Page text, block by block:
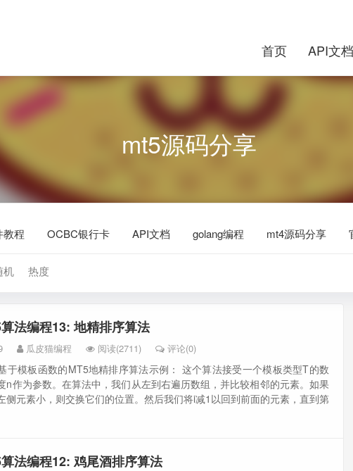
首页 API文档
mt5源码分享
教程 OCBC银行卡 API文档 golang编程 mt4源码分享
机 热度
法编程13: 地精排序算法
瓜皮猫编程 阅读(2711) 评论(0)
于模板函数的MT5地精排序算法示例： 这个算法接受一个模板类型T的数
n作为参数。在算法中，我们从左到右遍历数组，并比较相邻的元素。如果
侧元素小，则交换它们的位置。然后我们将i减1以回到前面的元素，直到第
法编程12: 鸡尾酒排序算法